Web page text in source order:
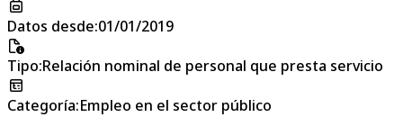
Datos desde:01/01/2019
Tipo:Relación nominal de personal que presta servicio
Categoría:Empleo en el sector público